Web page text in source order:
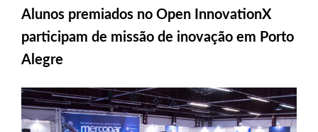
Alunos premiados no Open InnovationX
participam de missão de inovação em Porto
Alegre